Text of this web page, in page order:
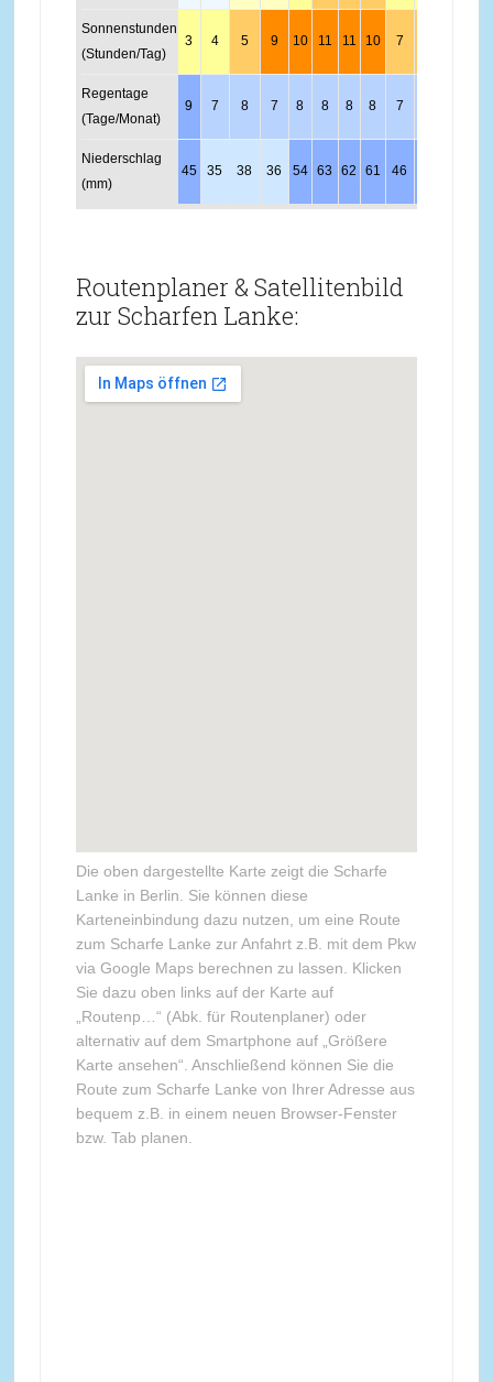
Sonnenstunden
(Stunden/Tag)
3 4 5 9 10 11 11 10 7
Regentage
(Tage/Monat)
9 7 8 7 8 8 8 8 7
Niederschlag
(mm)
45 35 38 36 54 63 62 61 46
Routenplaner & Satellitenbild
zur Scharfen Lanke:
Die oben dargestellte Karte zeigt die Scharfe
Lanke in Berlin. Sie können diese
Karteneinbindung dazu nutzen, um eine Route
zum Scharfe Lanke zur Anfahrt z.B. mit dem Pkw
via Google Maps berechnen zu lassen. Klicken
Sie dazu oben links auf der Karte auf
„Routenp…“ (Abk. für Routenplaner) oder
alternativ auf dem Smartphone auf „Größere
Karte ansehen“. Anschließend können Sie die
Route zum Scharfe Lanke von Ihrer Adresse aus
bequem z.B. in einem neuen Browser-Fenster
bzw. Tab planen.